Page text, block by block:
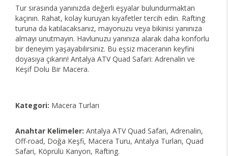
Tur sırasında yanınızda değerli eşyalar bulundurmaktan
kaçının. Rahat, kolay kuruyan kıyafetler tercih edin. Rafting
turuna da katılacaksanız, mayonuzu veya bikinisi yanınıza
almayı unutmayın. Havlunuzu yanınıza alarak daha konforlu
bir deneyim yaşayabilirsiniz. Bu eşsiz maceranın keyfini
doyasıya çıkarın! Antalya ATV Quad Safari: Adrenalin ve
Keşif Dolu Bir Macera.
Kategori: Macera Turları
Anahtar Kelimeler: Antalya ATV Quad Safari, Adrenalin,
Off-road, Doğa Keşfi, Macera Turu, Antalya Turları, Quad
Safari, Köprülü Kanyon, Rafting.